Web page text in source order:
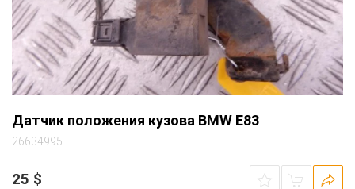
Датчик положения кузова BMW E83
26634995
25 $